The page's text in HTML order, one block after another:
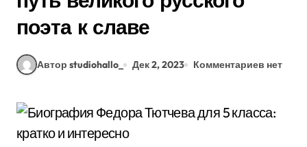
поэта к славе
Автор studiohallo_ Дек 2, 2023 Комментариев нет